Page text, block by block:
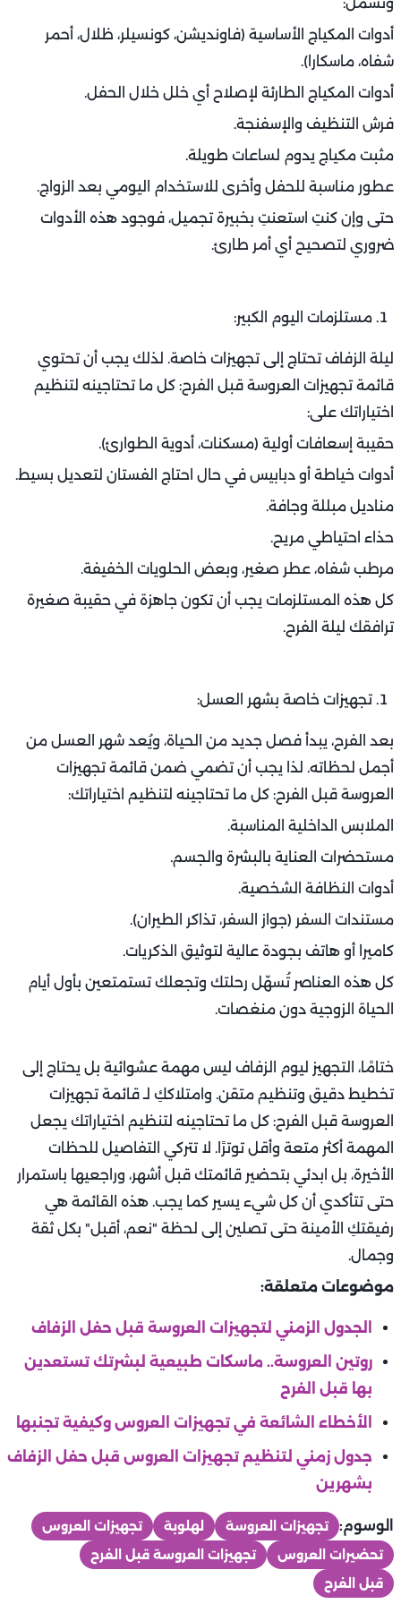
أدوات المكياج الأساسية (فاونديشن، كونسيلر، ظلال، أحمر
شفاه، ماسكارا).
أدوات المكياج الطارئة لإصلاح أي خلل خلال الحفل.
فرش التنظيف والإسفنجة.
مثبت مكياج يدوم لساعات طويلة.
عطور مناسبة للحفل وأخرى للاستخدام اليومي بعد الزواج.
حتى وإن كنتِ استعنتِ بخبيرة تجميل، فوجود هذه الأدوات
ضروري لتصحيح أي أمر طارئ.
مستلزمات اليوم الكبير:
ليلة الزفاف تحتاج إلى تجهيزات خاصة. لذلك يجب أن تحتوي
قائمة تجهيزات العروسة قبل الفرح: كل ما تحتاجينه لتنظيم
اختياراتك على:
حقيبة إسعافات أولية (مسكنات، أدوية الطوارئ).
أدوات خياطة أو دبابيس في حال احتاج الفستان لتعديل بسيط.
مناديل مبللة وجافة.
حذاء احتياطي مريح.
مرطب شفاه، عطر صغير، وبعض الحلويات الخفيفة.
كل هذه المستلزمات يجب أن تكون جاهزة في حقيبة صغيرة
ترافقك ليلة الفرح.
تجهيزات خاصة بشهر العسل:
بعد الفرح، يبدأ فصل جديد من الحياة، ويُعد شهر العسل من
أجمل لحظاته. لذا يجب أن تضمي ضمن قائمة تجهيزات
العروسة قبل الفرح: كل ما تحتاجينه لتنظيم اختياراتك:
الملابس الداخلية المناسبة.
مستحضرات العناية بالبشرة والجسم.
أدوات النظافة الشخصية.
مستندات السفر (جواز السفر، تذاكر الطيران).
كاميرا أو هاتف بجودة عالية لتوثيق الذكريات.
كل هذه العناصر تُسهّل رحلتك وتجعلك تستمتعين بأول أيام
الحياة الزوجية دون منغصات.
ختامًا، التجهيز ليوم الزفاف ليس مهمة عشوائية بل يحتاج إلى
تخطيط دقيق وتنظيم متقن. وامتلاككِ لـ قائمة تجهيزات
العروسة قبل الفرح: كل ما تحتاجينه لتنظيم اختياراتك يجعل
المهمة أكثر متعة وأقل توترًا. لا تتركي التفاصيل للحظات
الأخيرة، بل ابدئي بتحضير قائمتك قبل أشهر، وراجعيها باستمرار
حتى تتأكدي أن كل شيء يسير كما يجب. هذه القائمة هي
رفيقتكِ الأمينة حتى تصلين إلى لحظة "نعم، أقبل" بكل ثقة
وجمال.
موضوعات متعلقة:
الجدول الزمني لتجهيزات العروسة قبل حفل الزفاف
روتين العروسة.. ماسكات طبيعية لبشرتك تستعدين
بها قبل الفرح
الأخطاء الشائعة في تجهيزات العروس وكيفية تجنبها
جدول زمني لتنظيم تجهيزات العروس قبل حفل الزفاف
بشهرين
الوسوم: تجهيزات العروسة لهلوبة
تجهيزات العروس
تحضيرات العروس
تجهيزات العروسة قبل الفرح
قبل الفرح